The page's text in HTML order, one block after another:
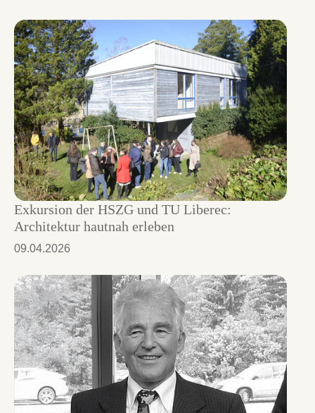
Exkursion der HSZG und TU Liberec:
Architektur hautnah erleben
09.04.2026